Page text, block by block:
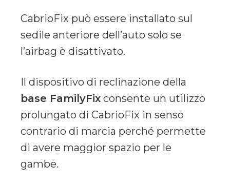
CabrioFix può essere installato sul
sedile anteriore dell’auto solo se
l’airbag è disattivato.
Il dispositivo di reclinazione della
base FamilyFix consente un utilizzo
prolungato di CabrioFix in senso
contrario di marcia perché permette
di avere maggior spazio per le
gambe.